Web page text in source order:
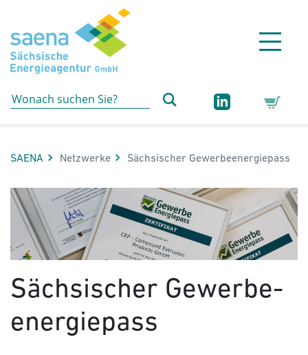
Sidebar
Erweiterte Navigation
Service
SAENA Netzwerke Aktuelle Seite:
Sächsischer Gewerbe­energie­pass
Sächsischer Gewerbe­
energie­pass